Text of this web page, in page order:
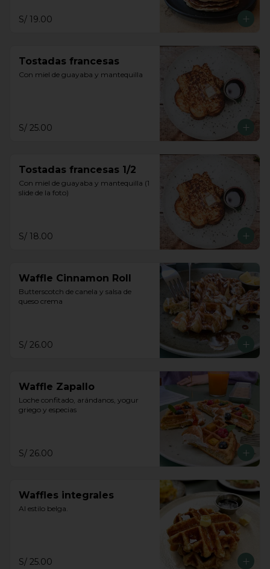
S/ 19.00
Tostadas francesas
Con miel de guayaba y mantequilla
S/ 25.00
Tostadas francesas 1/2
Con miel de guayaba y mantequilla (1
slide de la foto)
S/ 18.00
Waffle Cinnamon Roll
Butterscotch de canela y salsa de
queso crema
S/ 26.00
Waffle Zapallo
Loche confitado, arándanos, yogur
griego y especias
S/ 26.00
Waffles integrales
Al estilo belga.
S/ 25.00